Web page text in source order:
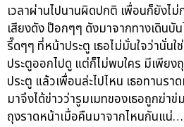
เวลาผ่านไปนานผิดปกติ เพื่อนก็ยังไ
เสียงดัง ป๊อกๆๆ ดังมาจากทางเดินบั
รี๊ดๆๆ ที่หน้าประตู เธอไม่มั่นใจว่านั่นใ
ประตูออกไปดู แต่ก็ไม่พบใคร มีเพียง
ประตู แล้วเพื่อนล่ะไปไหน เธอทานร
มาจึงได้ข่าวว่ารูมเมทของเธอถูกฆ่า
ถุงราดหน้าเมื่อคืนมาจากไหนกันแน่…